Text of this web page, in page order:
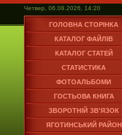
Четвер, 06.08.2026, 14:20
ГОЛОВНА СТОРІНКА
КАТАЛОГ ФАЙЛІВ
КАТАЛОГ СТАТЕЙ
СТАТИСТИКА
ФОТОАЛЬБОМИ
ГОСТЬОВА КНИГА
ЗВОРОТНІЙ ЗВ'ЯЗОК
ЯГОТИНСЬКИЙ РАЙОН